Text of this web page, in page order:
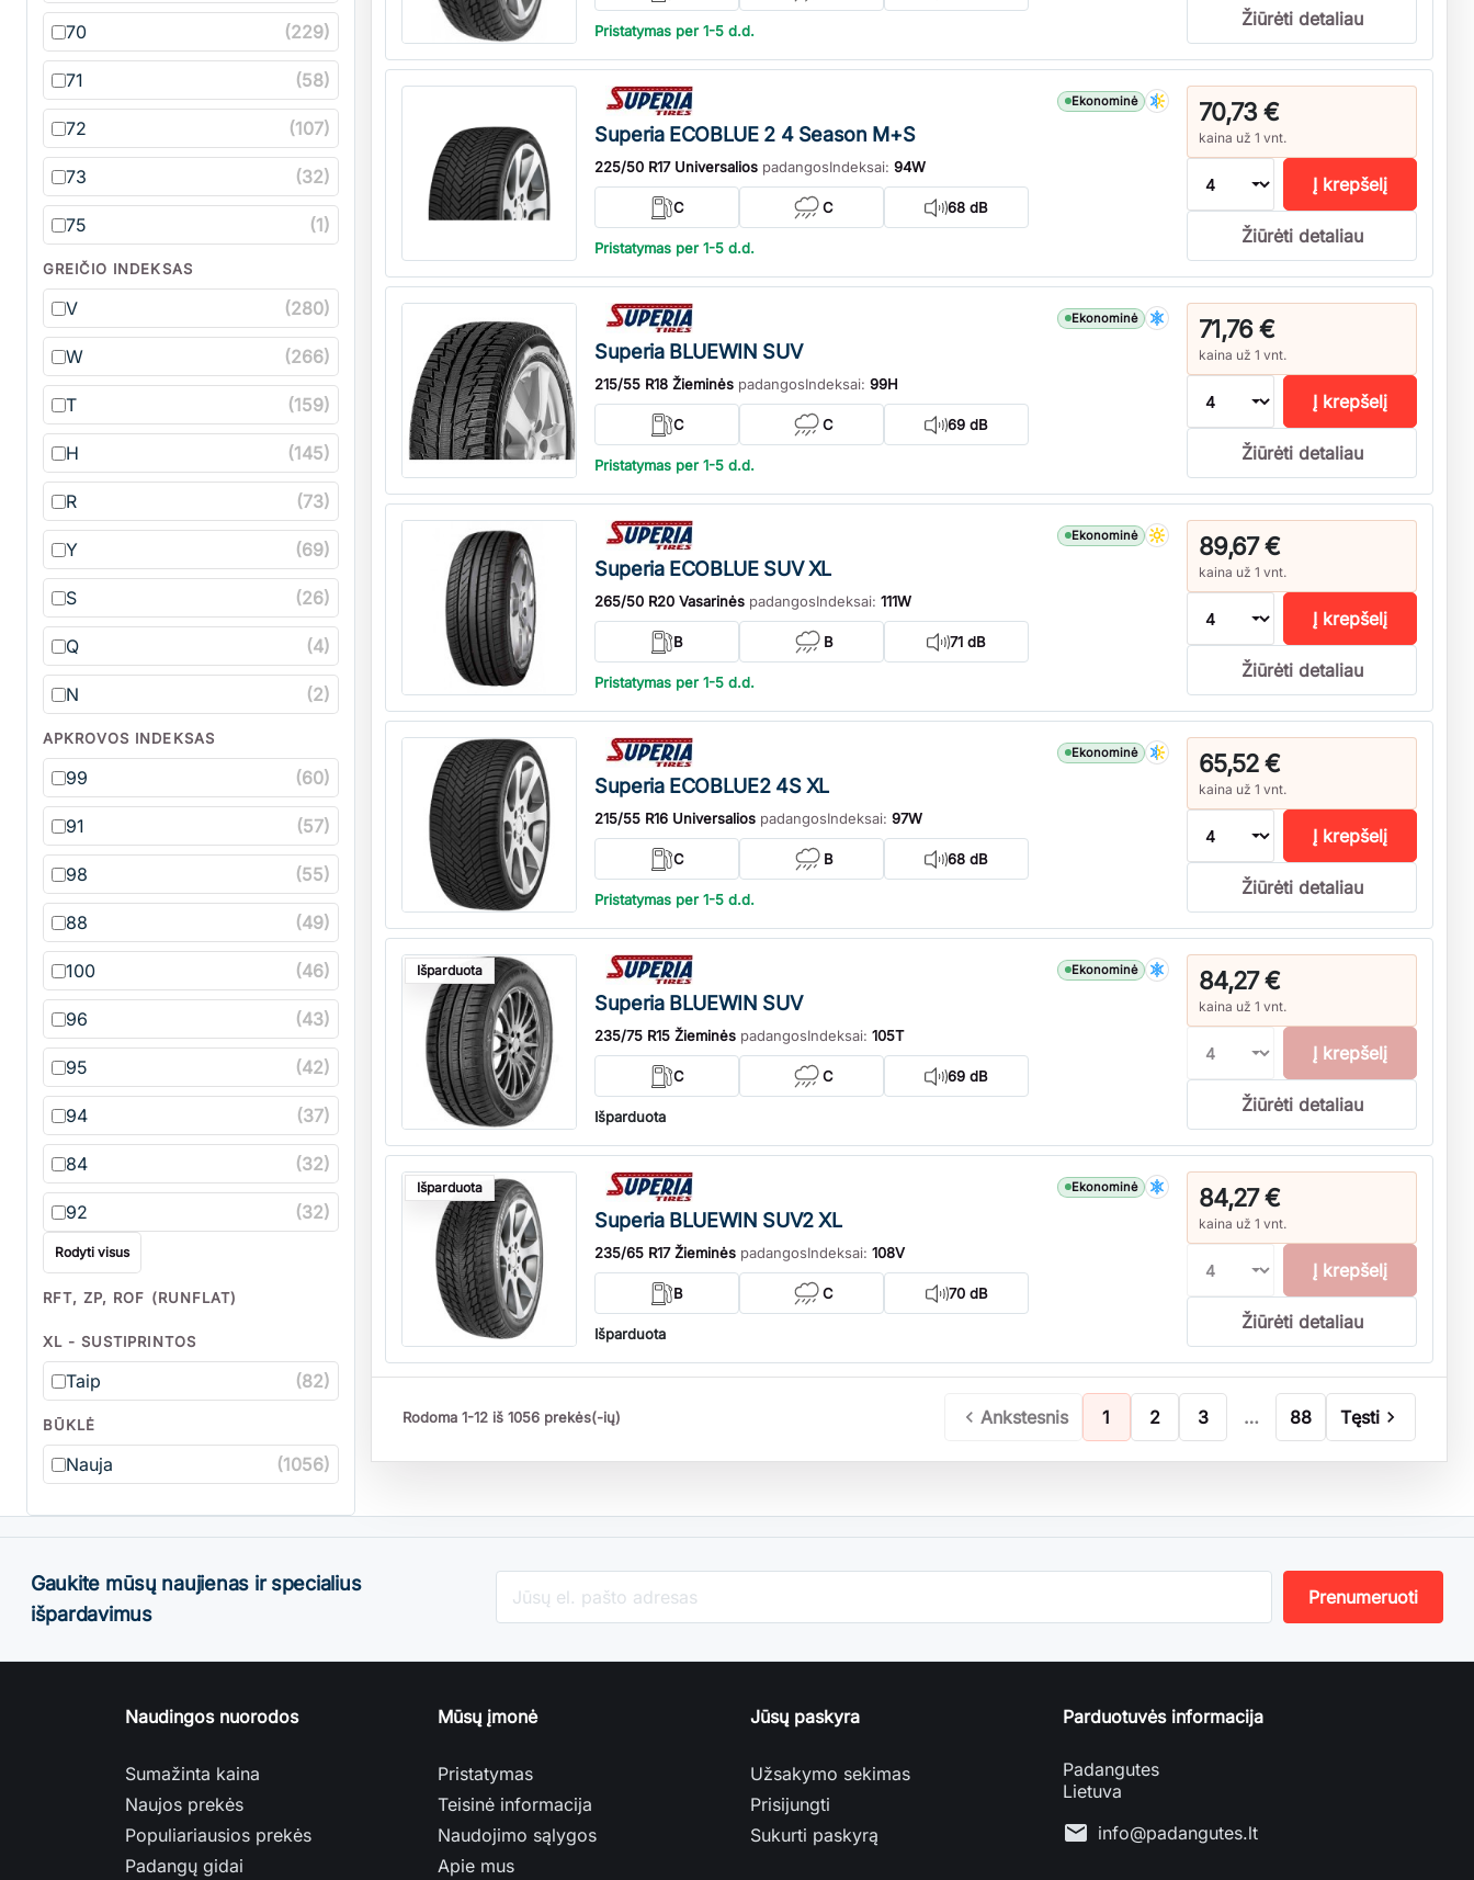
70 (229)
71 (58)
72 (107)
73 (32)
75 (1)
GREIČIO INDEKSAS
V (280)
W (266)
T (159)
H (145)
R (73)
Y (69)
S (26)
Q (4)
N (2)
APKROVOS INDEKSAS
99 (60)
91 (57)
98 (55)
88 (49)
100 (46)
96 (43)
95 (42)
94 (37)
84 (32)
92 (32)
Rodyti visus
RFT, ZP, ROF (RUNFLAT)
XL - SUSTIPRINTOS
Taip (82)
BŪKLĖ
Nauja (1056)
Pristatymas per 1-5 d.d.
Žiūrėti detaliau
Ekonominė
Superia ECOBLUE 2 4 Season M+S
225/50 R17 Universalios padangosIndeksai: 94W
C C 68 dB
Pristatymas per 1-5 d.d.
70,73 €
kaina už 1 vnt.
Kiekis
Į krepšelį
Žiūrėti detaliau
Ekonominė
Superia BLUEWIN SUV
215/55 R18 Žieminės padangosIndeksai: 99H
C C 69 dB
Pristatymas per 1-5 d.d.
71,76 €
kaina už 1 vnt.
Kiekis
Į krepšelį
Žiūrėti detaliau
Ekonominė
Superia ECOBLUE SUV XL
265/50 R20 Vasarinės padangosIndeksai: 111W
B B 71 dB
Pristatymas per 1-5 d.d.
89,67 €
kaina už 1 vnt.
Kiekis
Į krepšelį
Žiūrėti detaliau
Ekonominė
Superia ECOBLUE2 4S XL
215/55 R16 Universalios padangosIndeksai: 97W
C B 68 dB
Pristatymas per 1-5 d.d.
65,52 €
kaina už 1 vnt.
Kiekis
Į krepšelį
Žiūrėti detaliau
Išparduota Ekonominė
Superia BLUEWIN SUV
235/75 R15 Žieminės padangosIndeksai: 105T
C C 69 dB
Išparduota
84,27 €
kaina už 1 vnt.
Kiekis
Į krepšelį
Žiūrėti detaliau
Išparduota Ekonominė
Superia BLUEWIN SUV2 XL
235/65 R17 Žieminės padangosIndeksai: 108V
B C 70 dB
Išparduota
84,27 €
kaina už 1 vnt.
Kiekis
Į krepšelį
Žiūrėti detaliau
Rodoma 1-12 iš 1056 prekės(-ių)  Ankstesnis 1 2 3 … 88 Tęsti
Gaukite mūsų naujienas ir specialius
išpardavimus
Naudingos nuorodos
Sumažinta kaina
Naujos prekės
Populiariausios prekės
Padangų gidai
Mūsų įmonė
Pristatymas
Teisinė informacija
Naudojimo sąlygos
Apie mus
Jūsų paskyra
Užsakymo sekimas
Prisijungti
Sukurti paskyrą
Parduotuvės informacija
Padangutes
Lietuva
mail info@padangutes.lt